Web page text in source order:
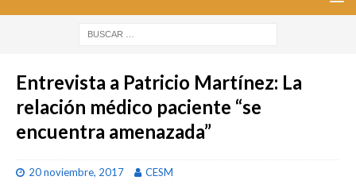
Entrevista a Patricio Martínez: La
relación médico paciente “se
encuentra amenazada”
20 noviembre, 2017 CESM